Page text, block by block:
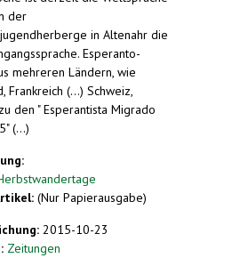
der
in Altenahr die
Esperanto-
mehreren Ländern, wie
Frankreich (...) Schweiz,
den " Esperantista Migrado
(...)
(Nur Papierausgabe)
2015-10-23
Zeitungen